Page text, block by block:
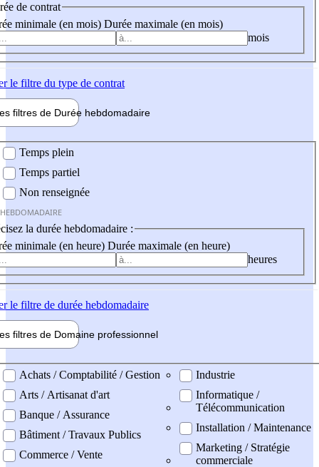
de contrat
minimale (en mois) Durée maximale (en mois)
mois
le filtre du type de contrat
filtres de Durée hebdomadaire
Temps plein
Temps partiel
Non renseignée
la durée hebdomadaire :
minimale (en heure) Durée maximale (en heure)
heures
le filtre de durée hebdomadaire
filtres de Domaine professionnel
professionel
Achats / Comptabilité / Gestion
Arts / Artisanat d'art
Banque / Assurance
Bâtiment / Travaux Publics
Commerce / Vente
Industrie
Informatique /
Télécommunication
Installation / Maintenance
Marketing / Stratégie
commerciale